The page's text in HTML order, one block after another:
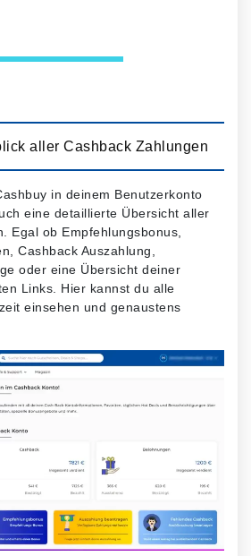
aller Cashback Zahlungen
in deinem Benutzerkonto
eine detaillierte Übersicht aller
Egal ob Empfehlungsbonus,
Cashback Auszahlung,
oder eine Übersicht deiner
Links. Hier kannst du alle
einsehen und genaustens